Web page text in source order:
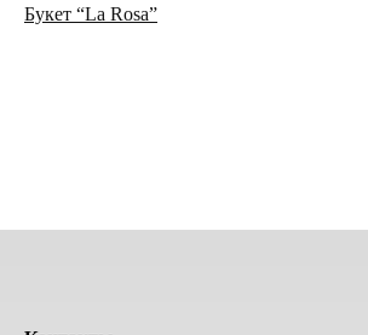
Букет “La Rosa”